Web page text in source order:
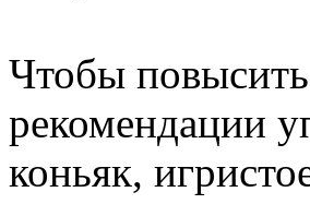
Чтобы
рекомендации
коньяк,